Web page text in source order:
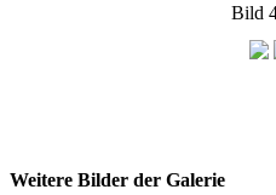
Bild
Weitere Bilder der Galerie